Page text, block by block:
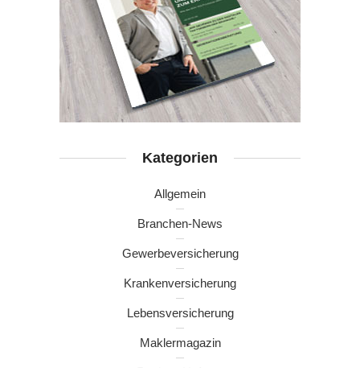
Kategorien
Allgemein
Branchen-News
Gewerbeversicherung
Krankenversicherung
Lebensversicherung
Maklermagazin